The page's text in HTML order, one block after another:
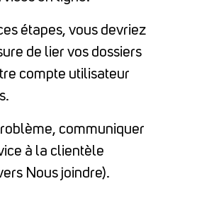
étapes, vous devriez
de lier vos dossiers
compte utilisateur
communiquer
à la clientèle
Nous joindre).